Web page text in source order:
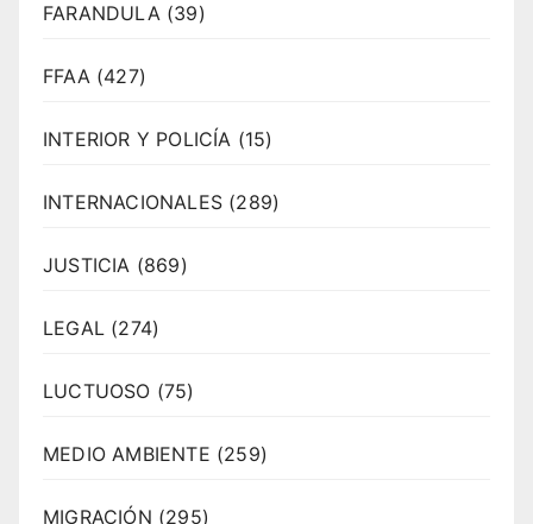
FARANDULA(39)
FFAA(427)
INTERIOR Y POLICÍA (15)
INTERNACIONALES (289)
JUSTICIA (869)
LEGAL (274)
LUCTUOSO (75)
MEDIO AMBIENTE (259)
MIGRACIÓN (295)